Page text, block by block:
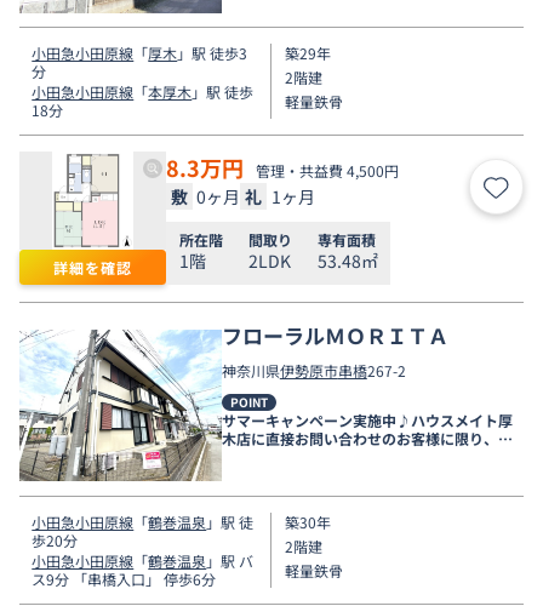
小田急小田原線 「厚木」駅 徒歩3
分
小田急小田原線 「本厚木」駅 徒歩
18分
築29年
2階建
軽量鉄骨
詳細を確認
8.3万円 管理・共益費 4,500円
敷 0ヶ月 礼 1ヶ月 お気
所在階
1階
間取り
2LDK
専有面積
53.48㎡
フローラルＭＯＲＩＴＡ
神奈川県伊勢原市串橋267-2
POINT
サマーキャンペーン実施中♪ハウスメイト厚
木店に直接お問い合わせのお客様に限り、９
月末まで家賃無料♪
小田急小田原線 「鶴巻温泉」駅 徒
歩20分
小田急小田原線 「鶴巻温泉 」駅 バ
ス9分 「串橋入口」 停歩6分
築30年
2階建
軽量鉄骨